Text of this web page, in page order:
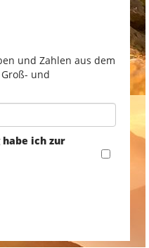
und Zahlen aus dem
und
habe ich zur